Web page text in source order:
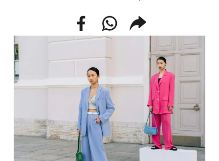
facebookwhatsappcompartir
enlace